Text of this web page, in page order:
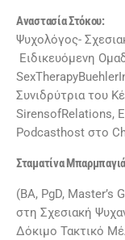
Αναστασία Στόκου:
Ψυχολόγος-
Ειδικευόμενη
Συνιδρύτρια του
SirensofRelations,
Podcasthost στο
Σταματίνα
(BA, PgD, Master’s
στη Σχεσιακή
Δόκιμο Τακτικό